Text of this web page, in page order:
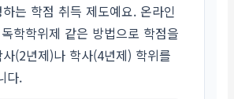
는 학점 취득 제도예요. 온라인
학학위제 같은 방법으로 학점을
(2년제)나 학사(4년제) 학위를
다.